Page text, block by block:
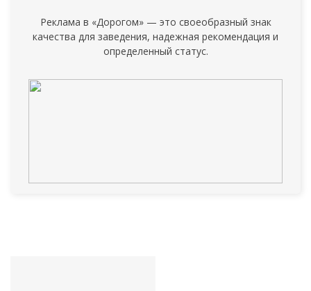
Реклама в «Дорогом» — это своеобразный знак
качества для заведения, надежная рекомендация и
определенный статус.